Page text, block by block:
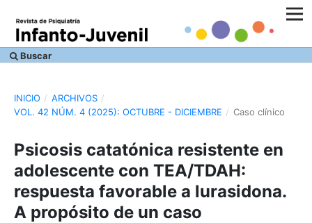
Buscar
INICIO / ARCHIVOS /
VOL. 42 NÚM. 4 (2025): OCTUBRE - DICIEMBRE / Caso clínico
Psicosis catatónica resistente en
adolescente con TEA/TDAH:
respuesta favorable a lurasidona.
A propósito de un caso